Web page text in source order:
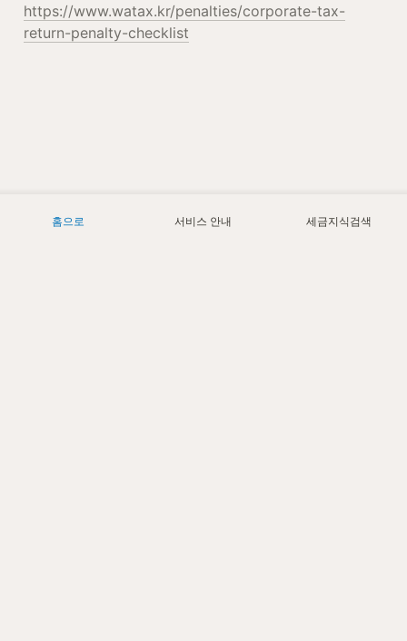
https://www.watax.kr/penalties/corporate-tax-
return-penalty-checklist
홈으로 서비스 안내 세금지식검색